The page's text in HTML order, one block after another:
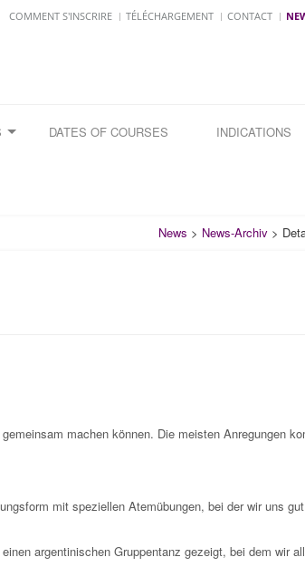
COMMENT S'INSCRIRE TÉLÉCHARGEMENT CONTACT
DATES OF COURSES INDICATIONS
News > News-Archiv >
machen können. Die meisten Anregungen
mit speziellen Atemübungen, bei der wir uns
argentinischen Gruppentanz gezeigt, bei dem wir